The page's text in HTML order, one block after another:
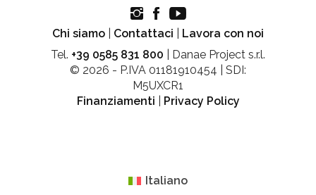
Chi siamo Contattaci
Lavora con noi
Tel. +39 0585 831 800 | Danae Project s.r.l.
© 2026 - P.IVA 01181910454 | SDI:
M5UXCR1
Finanziamenti
Privacy Policy
Italiano